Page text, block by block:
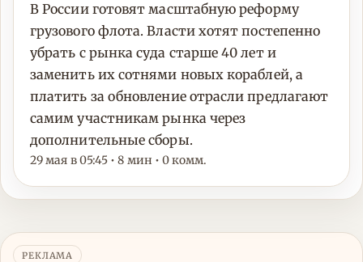
В России готовят масштабную реформу
грузового флота. Власти хотят постепенно
убрать с рынка суда старше 40 лет и
заменить их сотнями новых кораблей, а
платить за обновление отрасли предлагают
самим участникам рынка через
дополнительные сборы.
29 мая в 05:45 • 8 мин • 0 комм.
РЕКЛАМА